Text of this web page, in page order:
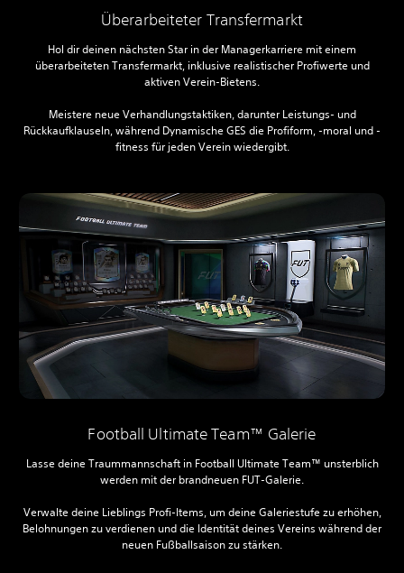
Überarbeiteter Transfermarkt
Hol dir deinen nächsten Star in der Managerkarriere mit einem
überarbeiteten Transfermarkt, inklusive realistischer Profiwerte und
aktiven Verein-Bietens.
Meistere neue Verhandlungstaktiken, darunter Leistungs- und
Rückkaufklauseln, während Dynamische GES die Profiform, -moral und -
fitness für jeden Verein wiedergibt.
Football Ultimate Team™ Galerie
Lasse deine Traummannschaft in Football Ultimate Team™ unsterblich
werden mit der brandneuen FUT-Galerie.
Verwalte deine Lieblings Profi-Items, um deine Galeriestufe zu erhöhen,
Belohnungen zu verdienen und die Identität deines Vereins während der
neuen Fußballsaison zu stärken.